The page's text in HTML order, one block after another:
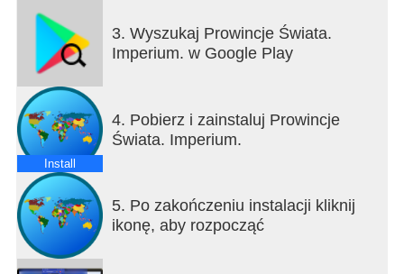
Buduj sojusze, twórz konflikty i podbijaj świat.
Twórz i dziel się swoją wersją świata z innymi.
Graj w trybie symulacji, strategii lub kreatora
historii.
Mapa świata czeka na Ciebie.
Zmieniaj bieg historii. Buduj nowe imperia. Kształtuj
przyszłość – taką, jaką sobie wyobrażasz.
3. Wyszukaj Prowincje Świata.
Imperium. w Google Play
Install
4. Pobierz i zainstaluj Prowincje
Świata. Imperium.
5. Po zakończeniu instalacji kliknij
ikonę, aby rozpocząć